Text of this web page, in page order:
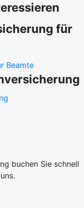
für
Beamte
buchen Sie schnell